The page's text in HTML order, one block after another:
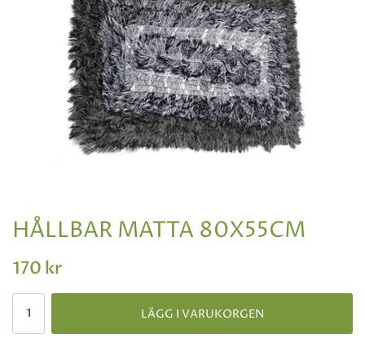
HÅLLBAR MATTA 80X55CM
170 kr
LÄGG I VARUKORGEN